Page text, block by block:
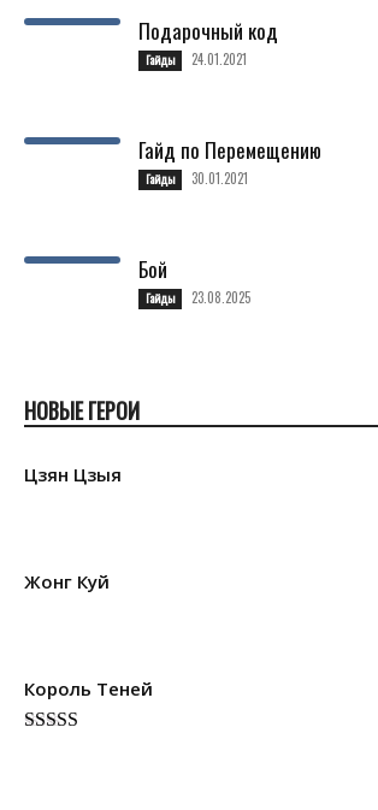
Подарочный код
Гайды 24.01.2021
Гайд по Перемещению
Гайды 30.01.2021
Бой
Гайды 23.08.2025
НОВЫЕ ГЕРОИ
Цзян Цзыя
Жонг Куй
Король Теней